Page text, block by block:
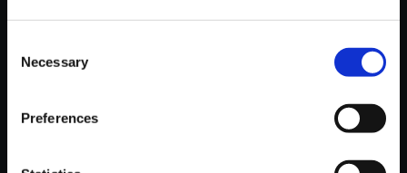
Selection
Necessary
Preferences